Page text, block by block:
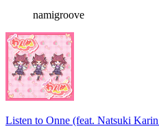
namigroove
Listen to Onne (feat. Natsuki